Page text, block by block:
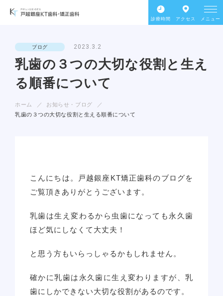
診療時間 アクセス メニュー
ブログ 2023.3.2
乳歯の３つの大切な役割と生え
る順番について
ホーム
お知らせ・ブログ
乳歯の３つの大切な役割と生える順番について
こんにちは。戸越銀座KT矯正歯科のブログを
ご覧頂きありがとうございます。
乳歯は生え変わるから虫歯になっても永久歯
ほど気にしなくて大丈夫！
と思う方もいらっしゃるかもしれません。
確かに乳歯は永久歯に生え変わりますが、乳
歯にしかできない大切な役割があるのです。